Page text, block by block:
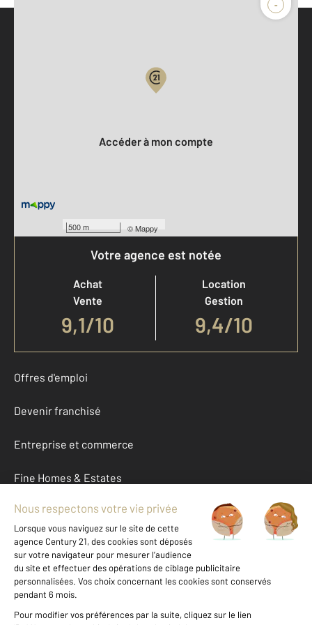
-
500 m ©Mappy
Accéder à mon compte
Votre agence est notée
Achat
Vente
9,1/10
Location
Gestion
9,4/10
Offres d'emploi
Devenir franchisé
Entreprise et commerce
Fine Homes & Estates
À propos
International
Nous contacter